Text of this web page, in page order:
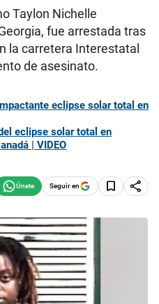
Taylon Nichelle
fue arrestada tras
la carretera Interestatal
de asesinato.
eclipse solar total en
eclipse solar total en
| VIDEO
Seguir en